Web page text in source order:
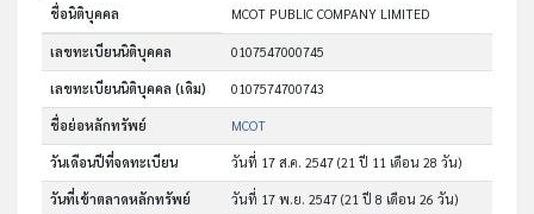
ชื่อนิติบุคคล MCOT PUBLIC COMPANY LIMITED
เลขทะเบียนนิติบุคคล 0107547000745
เลขทะเบียนนิติบุคคล (เดิม) 0107574700743
ชื่อย่อหลักทรัพย์ MCOT
วันเดือนปีที่จดทะเบียน วันที่ 17 ส.ค. 2547(21 ปี 11 เดือน 28 วัน)
วันที่เข้าตลาดหลักทรัพย์ วันที่ 17 พ.ย. 2547(21 ปี 8 เดือน 26 วัน)